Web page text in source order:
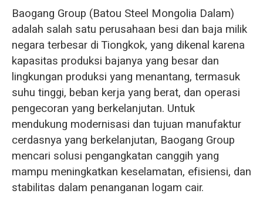
Baogang Group (Batou Steel Mongolia Dalam)
adalah salah satu perusahaan besi dan baja milik
negara terbesar di Tiongkok, yang dikenal karena
kapasitas produksi bajanya yang besar dan
lingkungan produksi yang menantang, termasuk
suhu tinggi, beban kerja yang berat, dan operasi
pengecoran yang berkelanjutan. Untuk
mendukung modernisasi dan tujuan manufaktur
cerdasnya yang berkelanjutan, Baogang Group
mencari solusi pengangkatan canggih yang
mampu meningkatkan keselamatan, efisiensi, dan
stabilitas dalam penanganan logam cair.